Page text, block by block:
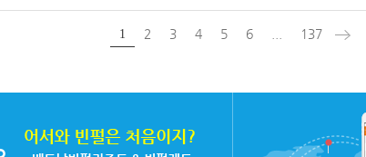
1 2 3 4 5 6 137